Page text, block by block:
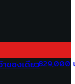
829,000
ของเดียว